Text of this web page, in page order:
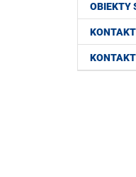
OBIEKTY
KONTAKT